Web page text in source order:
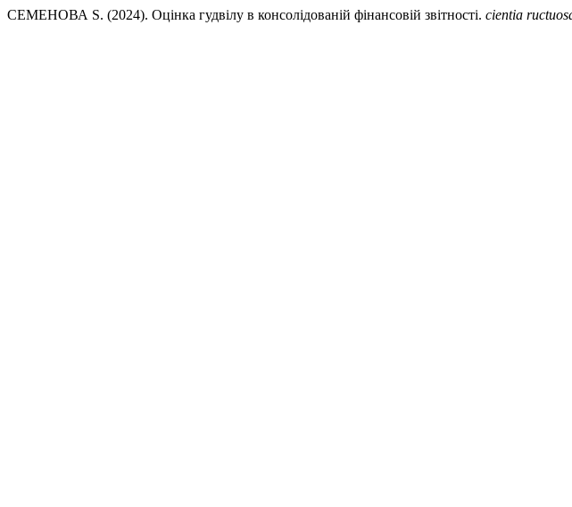
СЕМЕНОВА S. (2024). Оцінка гудвілу в консолідованій фінансовій звітності. cientia